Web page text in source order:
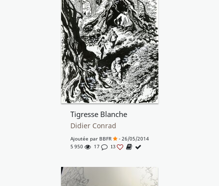
Tigresse Blanche
Didier Conrad
Ajoutée par BBFR
- 26/05/2014
5 950
17 13